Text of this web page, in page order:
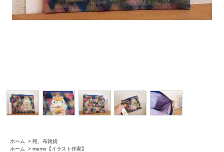
ホーム > 鞄、布雑貨
ホーム
> memo【イラスト作家】